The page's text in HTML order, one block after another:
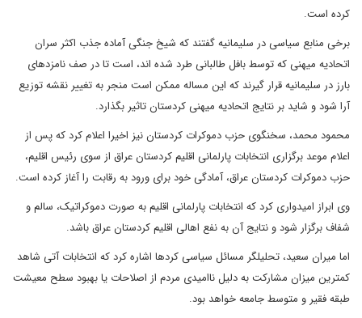
کرده است.
برخی منابع سیاسی در سلیمانیه گفتند که شیخ جنگی آماده جذب اکثر سران
اتحادیه میهنی که توسط بافل طالبانی طرد شده اند، است تا در صف نامزدهای
بارز در سلیمانیه قرار گیرند که این مساله ممکن است منجر به تغییر نقشه توزیع
آرا شود و شاید بر نتایج اتحادیه میهنی کردستان تاثیر بگذارد.
محمود محمد، سخنگوی حزب دموکرات کردستان نیز اخیرا اعلام کرد که پس از
اعلام موعد برگزاری انتخابات پارلمانی اقلیم کردستان عراق از سوی رئیس اقلیم،
حزب دموکرات کردستان عراق، آمادگی خود برای ورود به رقابت را آغاز کرده است.
وی ابراز امیدواری کرد که انتخابات پارلمانی اقلیم به صورت دموکراتیک، سالم و
شفاف برگزار شود و نتایج آن به نفع اهالی اقلیم کردستان عراق باشد.
اما میران سعید، تحلیلگر مسائل سیاسی کردها اشاره کرد که انتخابات آتی شاهد
کمترین میزان مشارکت به دلیل ناامیدی مردم از اصلاحات یا بهبود سطح معیشت
طبقه فقیر و متوسط جامعه خواهد بود.